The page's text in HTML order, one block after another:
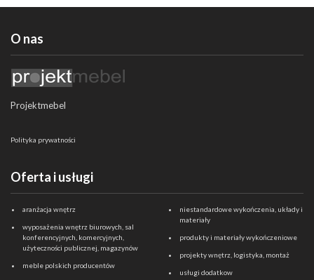
O nas
Projektmebel
Polityka prywatności
Oferta i usługi
aranżacja wnętrz
wyposażenia wnętrz biurowych, sal
konferencyjnych, komercyjnych,
użyteczności publicznej, magazynów
meble polskich producentów
niestandardowe wykończenia, układy i
materiały
produkty i materiały wykończeniowe
projekty wnętrz, logistyka, montaż
usługi dodatkow